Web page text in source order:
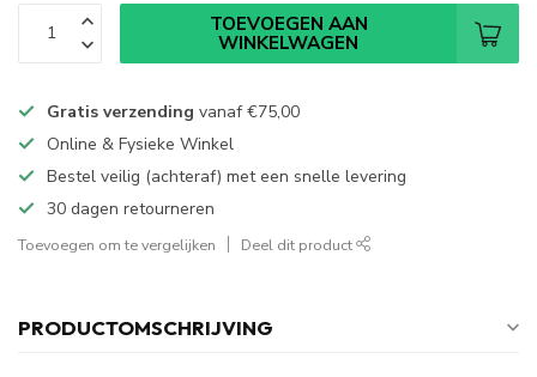
TOEVOEGEN AAN
WINKELWAGEN
Gratis verzending vanaf€75,00
Online & Fysieke Winkel
Bestel veilig (achteraf) met een snelle levering
30 dagen retourneren
Toevoegen om te vergelijken Deel dit product
PRODUCTOMSCHRIJVING